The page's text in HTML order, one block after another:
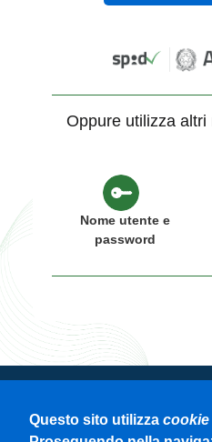
Questo sito utilizza cookie
Oppure utilizza
Nome utente e
password
Servizio di
Lombardia